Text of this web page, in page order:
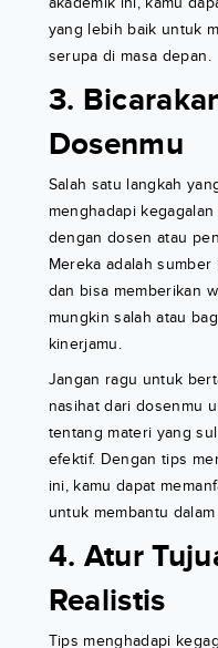
yang lebih baik untuk
serupa di masa depan.
3.
Dosenmu
Salah satu langkah
menghadapi
dengan dosen atau
Mereka adalah
dan bisa memberikan
mungkin salah atau
kinerjamu.
Jangan ragu untuk
nasihat dari dosenmu
tentang materi yang
efektif. Dengan tips
ini, kamu dapat
untuk membantu
4. Atur
Realistis
Tips menghadapi